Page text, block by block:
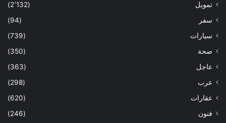
تمويل
(2٬132)
سفر
(94)
سيارات
(739)
صحة
(350)
عاجل
(363)
عرب
(298)
عقارات
(620)
فنون
(246)